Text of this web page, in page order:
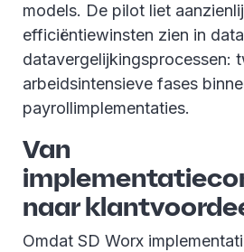
models. De pilot liet
efficiëntiewinsten zien in
datavergelijkingsprocessen:
arbeidsintensieve fases
payrollimplementaties.
Van
naar
Omdat SD Worx